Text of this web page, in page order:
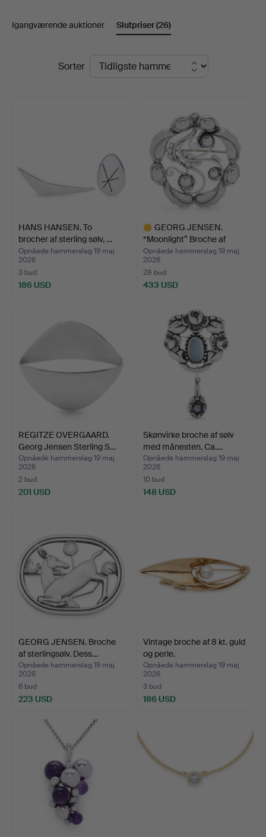
amethysts, presented alongside a Swedish jade brooch
from 1922. From Louis Vuitton comes a range of classic
sought-after models from Omega are on show.
Igangværende auktioner Slutpriser(26)
SlutpriserSorter
HANS HANSEN. To
brocher af sterling sølv, …
Opnåede hammerslag 19 maj
2026
3 bud
186 USD
GEORG JENSEN.
“Moonlight” Broche af
sterli…
Opnåede hammerslag 19 maj
2026
28 bud
433 USD
REGITZE OVERGAARD.
Georg Jensen Sterling S…
Opnåede hammerslag 19 maj
2026
2 bud
201 USD
Skønvirke broche af sølv
med månesten. Ca.…
Opnåede hammerslag 19 maj
2026
10 bud
148 USD
GEORG JENSEN. Broche
af sterlingsølv. Dess…
Opnåede hammerslag 19 maj
2026
6 bud
223 USD
Vintage broche af 8 kt. guld
og perle.
Opnåede hammerslag 19 maj
2026
3 bud
186 USD